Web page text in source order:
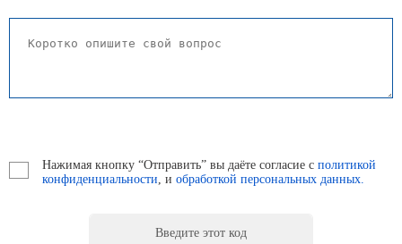
Нажимая кнопку “Отправить” вы даёте согласие с политикой
конфиденциальности, и обработкой персональных данных.
Введите этот код